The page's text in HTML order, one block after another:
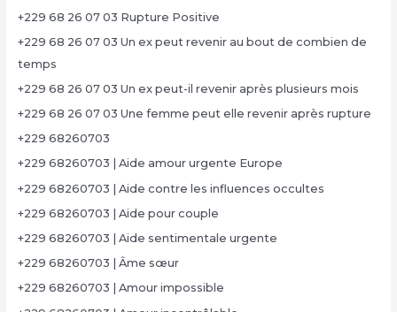
+229 68 26 07 03 Rupture Positive
+229 68 26 07 03 Un ex peut revenir au bout de combien de
temps
+229 68 26 07 03 Un ex peut-il revenir après plusieurs mois
+229 68 26 07 03 Une femme peut elle revenir après rupture
+229 68260703
+229 68260703 | Aide amour urgente Europe
+229 68260703 | Aide contre les influences occultes
+229 68260703 | Aide pour couple
+229 68260703 | Aide sentimentale urgente
+229 68260703 | Âme sœur
+229 68260703 | Amour impossible